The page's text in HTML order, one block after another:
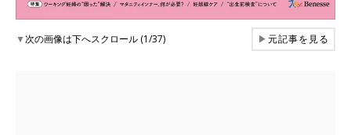
▼次の画像は下へスクロール (1/37) ▶元記事を見る